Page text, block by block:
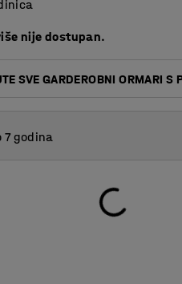
nije dostupan.
SVE GARDEROBNI ORMARI S
godina